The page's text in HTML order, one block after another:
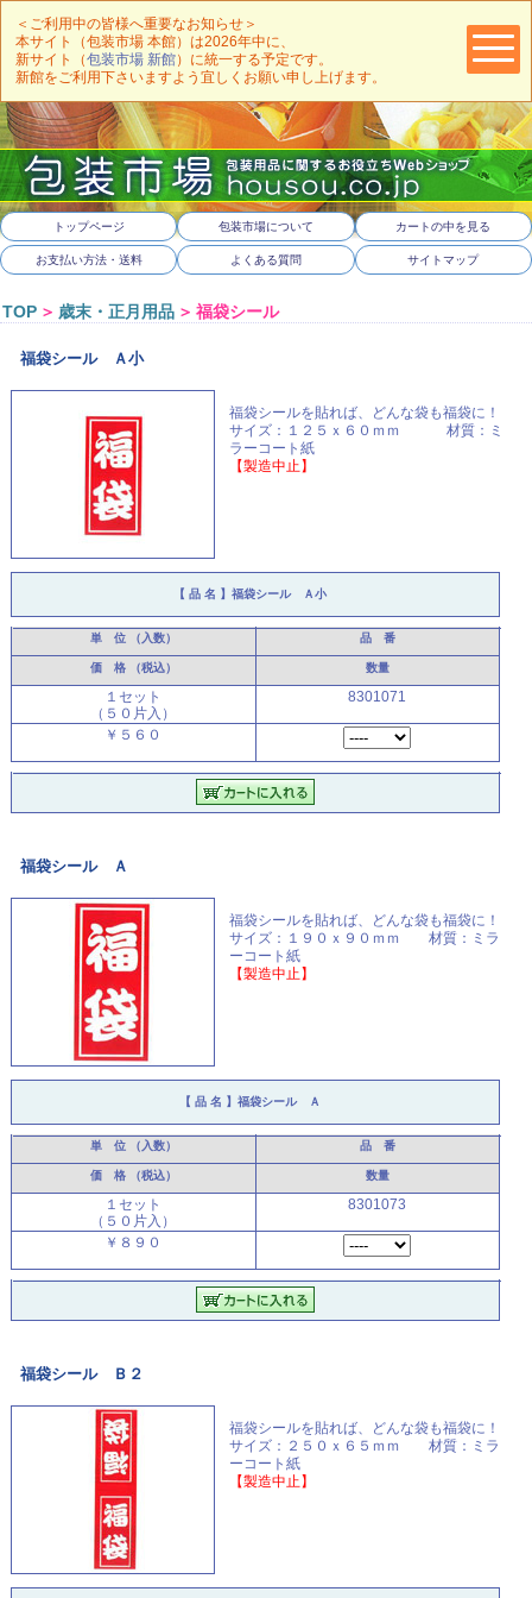
＜ご利用中の皆様へ重要なお知らせ＞
本サイト（包装市場 本館）は2026年中に、
新サイト（包装市場 新館）に統一する予定です。
新館をご利用下さいますよう宜しくお願い申し上げます。
トップページ 包装市場について カートの中を見る
お支払い方法・送料 よくある質問 サイトマップ
TOP ＞ 歳末・正月用品 ＞ 福袋シール
福袋シール Ａ小
福袋シールを貼れば、どんな袋も福袋に！
サイズ：１２５ｘ６０ｍｍ 材質：ミ
ラーコート紙
【製造中止】
【 品 名 】 福袋シール Ａ小
単 位（入数） 品 番
価 格（税込） 数量
１セット
（５０片入）
8301071
￥５６０
福袋シール Ａ
福袋シールを貼れば、どんな袋も福袋に！
サイズ：１９０ｘ９０ｍｍ 材質：ミラ
ーコート紙
【製造中止】
【 品 名 】 福袋シール Ａ
単 位（入数） 品 番
価 格（税込） 数量
１セット
（５０片入）
8301073
￥８９０
福袋シール Ｂ２
福袋シールを貼れば、どんな袋も福袋に！
サイズ：２５０ｘ６５ｍｍ 材質：ミラ
ーコート紙
【製造中止】